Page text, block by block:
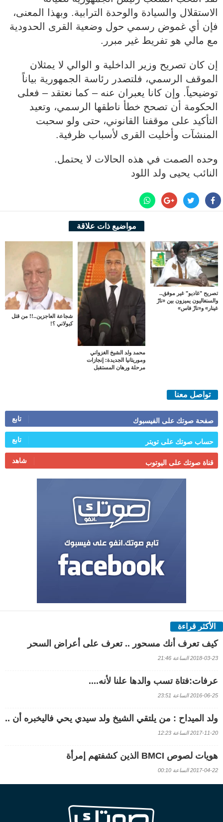
الاستقلال والسيادة والوحدة الترابية. وبهذا المعنى،
فإن أي غموض رسمي حول وضعية القرى الحدودية
مع مالي هو تفريط غير مبرر.
إن كان تصريح وزير الداخلية و الوالي لا يمثلان
الموقف الرسمي، فلتصدر رئاسة الجمهورية بياناً
توضيحياً. وإن كانا يعبران عنه – كما نعتقد – فعلى
الحكومة أن تصحح خطأ ناطقها الرسمي، وتعيد
التأكيد على موقفنا القانوني، حتى ولو سحبت
المنشآت وأخليت القرى لأسباب ظرفية.
وحده الصمت في هذه الحالات لا يحتمل.
النائب يحيى ولد اللود
مواضيع ذات علاقة
تصريح "غاديو" غير موفق..
والسنغاليون يميزون بين «نارْ
غينار» و«نارْ فاس»
محمد ولد الشيخ الغزواني
وموريتانيا الجديدة: إنجازات
مرحلة ورهان المستقبل
شجاعة العاجزين..!! من قتل
كبولاني ؟!
تواصل معنا
صفحة صوتك على الفيسبوك تابع
حساب صوتك على تويتر تابع
قناة صوتك على اليوتوب شاهد
الأكثر قراءة
كيف تعرف أنك مسحور .. تعرف على أعراض السحر
2018-03-23 الساعة 21:46
عرفات:فتاة تسب والدها علنا لأنه....
2016-06-25 الساعة 23:51
ولد الميداح : من يلتقي الشيخ ولد سيدي يحي فاليخبره أن ..
2017-11-20 الساعة 12:23
هويات لصوص BMCI الذين كشفتهم إمرأة
2017-04-22 الساعة 00:10